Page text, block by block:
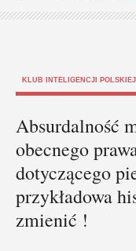
KLUB INTELIGENCJI POLSKIEJ
Absurdalność
obecnego
dotyczącego
przykładowa
zmienić !